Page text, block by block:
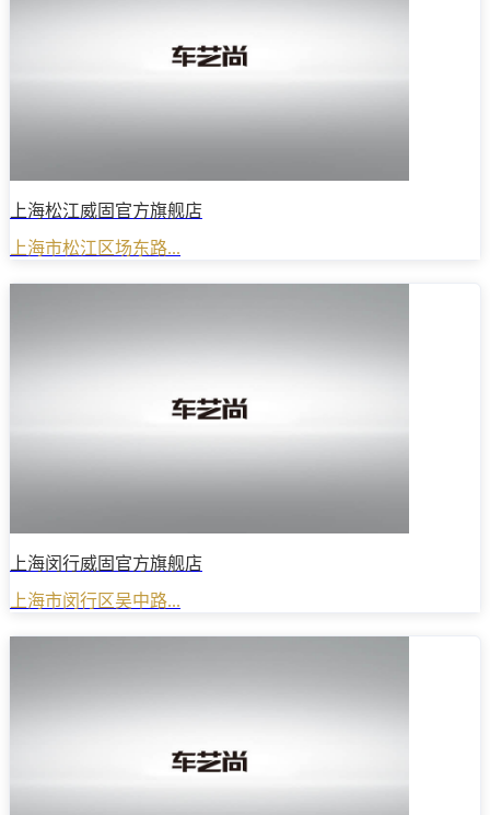
上海松江威固官方旗舰店
上海市松江区场东路...
上海闵行威固官方旗舰店
上海市闵行区吴中路...